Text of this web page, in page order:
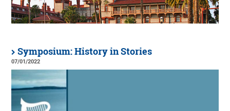
Symposium: History in Stories
07/01/2022